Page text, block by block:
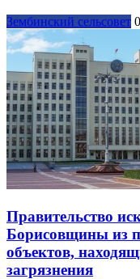
Зембинский сельсовет
Правительство
Борисовщины из
объектов,
загрязнения